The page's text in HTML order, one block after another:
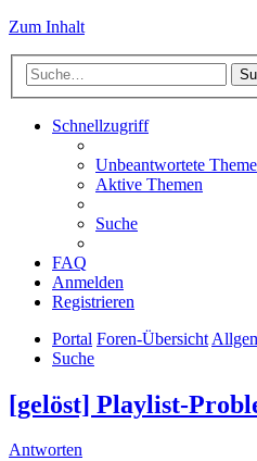
Zum Inhalt
Schnellzugriff
Unbeantwortete
Aktive Themen
Suche
FAQ
Anmelden
Registrieren
Portal Foren-Übersicht
Suche
[gelöst] Playlist-
Antworten